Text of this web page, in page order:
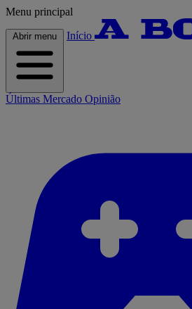
Menu principal
Abrir menu Início
Últimas Mercado Opinião